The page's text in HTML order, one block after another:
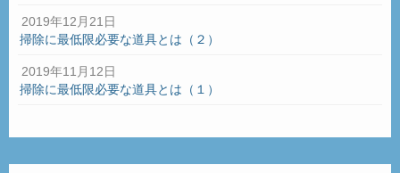
2019年12月21日
掃除に最低限必要な道具とは（２）
2019年11月12日
掃除に最低限必要な道具とは（１）